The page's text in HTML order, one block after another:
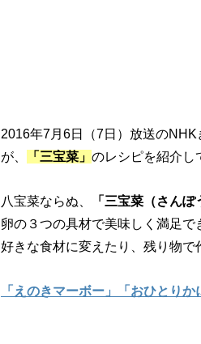
2016年7月6日（7日）放送の
が、
「三宝菜」 のレシピを紹介し
八宝菜ならぬ、 「三宝菜（さんぽ
卵の３つの具材で美味しく満足
好きな食材に変えたり、残り物で
「えのきマーボー」「おひとり